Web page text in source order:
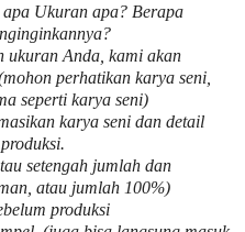
Ukuran apa? Berapa
ukuran Anda, kami akan
perhatikan karya seni,
seperti karya seni)
karya seni dan detail
setengah jumlah dan
atau jumlah 100%)
produksi